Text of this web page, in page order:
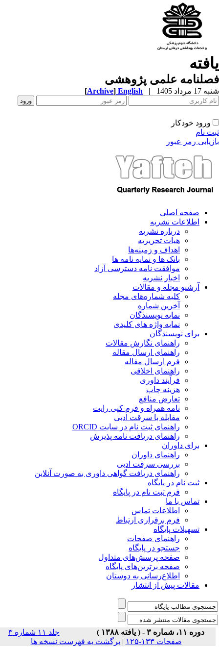
علمی پژوهشی
مرداد 1405 |
English
[Archive]
ورود خودکار
نام
رمز عبور
صفحه اصلی
اطلاعات نشریه
درباره نشریه
هیات تحریریه
اهداف و زمینه‌ها
بانک ها و نمایه نامه ها
موافقت نامه دسترسی آزاد
اخبار نشریه
آرشیو مجله و مقالات
کلیه شماره‌های مجله
آخرین شماره
نمایه نویسندگان
نمایه واژه های کلیدی
برای نویسندگان
راهنمای نگارش مقالات
راهنمای ارسال مقاله
فرم ارسال مقاله
راهنمای اخلاقی
فرآیند داوری
هزینه چاپ
تعارض منافع
نامه همراه و فرم کپی رایت
مقابله با سرقت ادبی
راهنمای ثبت نام در سایت ORCID
راهنمای دریافت نامه پذیرش
برای داوران
راهنمای داوران
بررسی سرقت ادبی
راهنمای دریافت گواهی داوری به صورت آنلاین
ثبت نام در پایگاه
فرم ثبت نام در پایگاه
تماس با ما
اطلاعات تماس
فرم برقراری ارتباط
تسهیلات پایگاه
راهنمای صفحات
جستجو در پایگاه
صفحه پرسش‌های متداول
صفحه برترین‌های پایگاه
اطلاع‌رسانی به دوستان
مقالات پیش از انتشار
دوره ۱۱، شماره ۳ - ( یافته ۱۳۸۸ )
جلد ۱۱ شماره ۳
صفحات ۱۳۳-۱۲۵
| برگشت به فهرست نسخه ها